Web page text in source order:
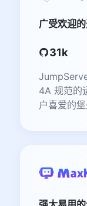
广受欢迎
31k
4A 规范的
户喜爱的堡